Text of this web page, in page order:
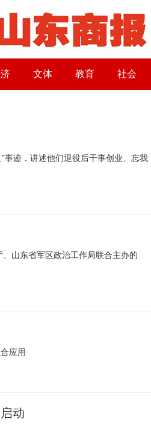
文体 教育 社会
事迹，讲述他们退役后干事创业、忘我
山东省军区政治工作局联合主办的
应用
动